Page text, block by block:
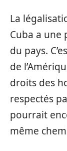
La
Cuba a une
du pays.
de
droits des
respectés
pourrait
même